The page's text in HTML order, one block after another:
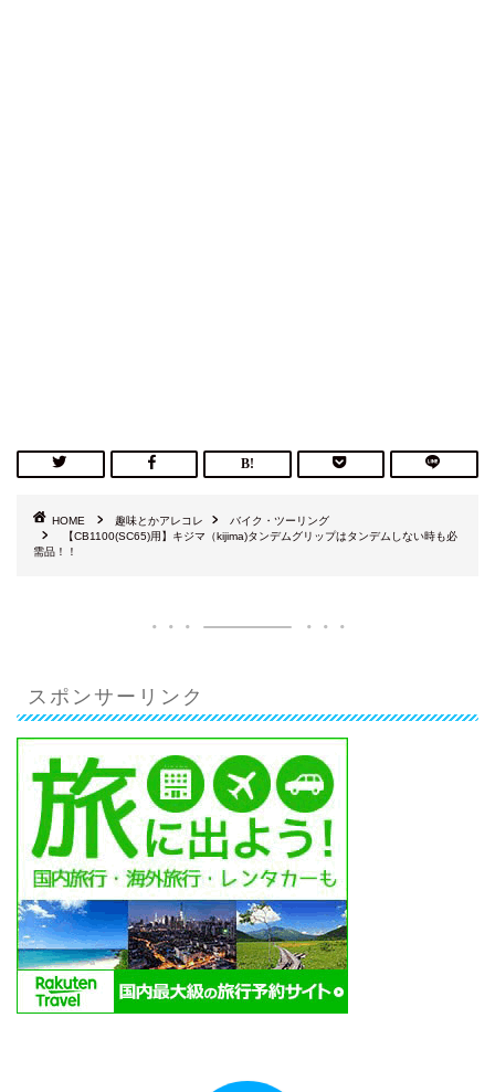
HOME 趣味とかアレコレ
バイク・ツーリング
【CB1100(SC65)用】キジマ（kijima)タンデムグリップはタンデムしない時も必
需品！！
スポンサーリンク